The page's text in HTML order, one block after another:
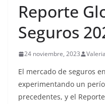
Reporte
Seguros
24 noviembre, 2023
El mercado de seguros
experimentando un
precedentes, y el